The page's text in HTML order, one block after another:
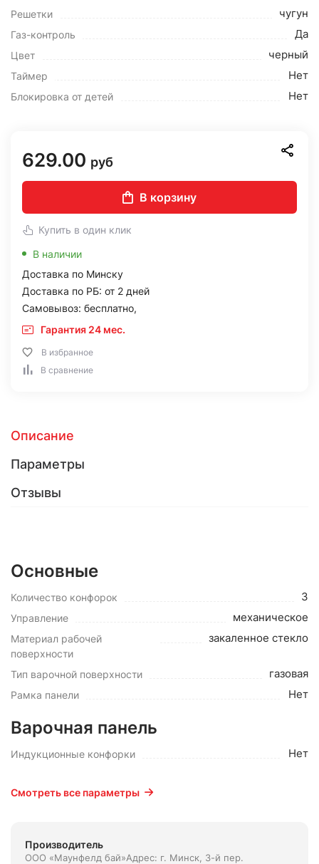
Решетки чугун
Газ-контроль Да
Цвет черный
Таймер Нет
Блокировка от детей Нет
629.00 руб
В корзину
Купить в один клик
В наличии
Доставка по Минску
Доставка по РБ: от 2 дней
Самовывоз: бесплатно,
Гарантия 24 мес.
В избранное
В сравнение
Описание
Параметры
Отзывы
Основные
Количество конфорок 3
Управление механическое
Материал рабочей
поверхности
закаленное стекло
Тип варочной поверхности газовая
Рамка панели Нет
Варочная панель
Индукционные конфорки Нет
Смотреть все параметры
Производитель
ООО «Маунфелд бай»Адрес: г. Минск, 3-й пер.